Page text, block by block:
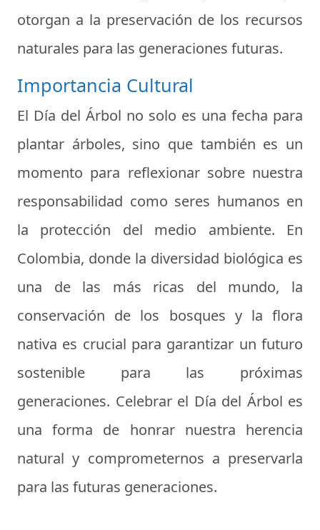
otorgan a la preservación de los recursos
naturales para las generaciones futuras.
Importancia Cultural
El Día del Árbol no solo es una fecha para
plantar árboles, sino que también es un
momento para reflexionar sobre nuestra
responsabilidad como seres humanos en
la protección del medio ambiente. En
Colombia, donde la diversidad biológica es
una de las más ricas del mundo, la
conservación de los bosques y la flora
nativa es crucial para garantizar un futuro
sostenible para las próximas
generaciones. Celebrar el Día del Árbol es
una forma de honrar nuestra herencia
natural y comprometernos a preservarla
para las futuras generaciones.